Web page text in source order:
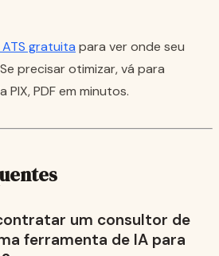
gratuita para ver onde seu
precisar otimizar, vá para
PIX, PDF em minutos.
um consultor de
ferramenta de IA para